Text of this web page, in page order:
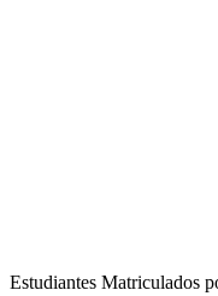
Estudiantes Matriculados